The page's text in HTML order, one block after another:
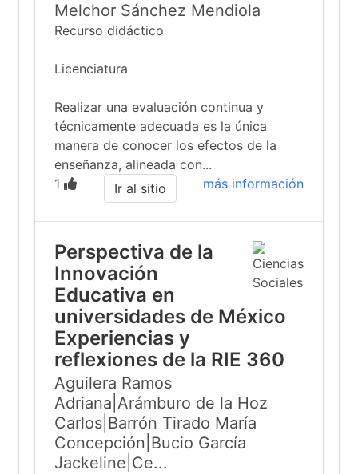
Melchor Sánchez Mendiola
Recurso didáctico
Licenciatura
Realizar una evaluación continua y
técnicamente adecuada es la única
manera de conocer los efectos de la
enseñanza, alineada con...
1
más información
Ir al sitio
Perspectiva de la
Innovación
Educativa en
universidades de México
Experiencias y
reflexiones de la RIE 360
Aguilera Ramos
Adriana|Arámburo de la Hoz
Carlos|Barrón Tirado María
Concepción|Bucio García
Jackeline|Ce...